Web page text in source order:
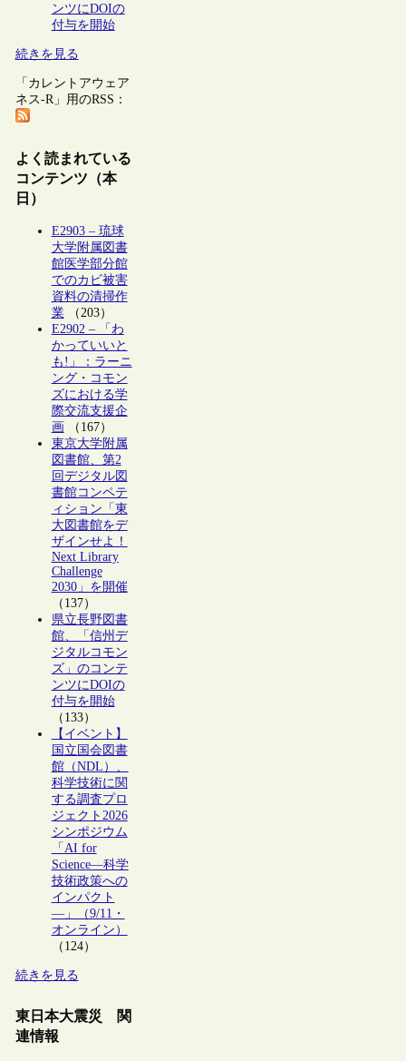
ンツにDOIの
付与を開始
続きを見る
「カレントアウェア
ネス-R」用のRSS：
よく読まれている
コンテンツ（本
日）
E2903 – 琉球
大学附属図書
館医学部分館
でのカビ被害
資料の清掃作
業（203）
E2902 – 「わ
かっていいと
も!」：ラーニ
ング・コモン
ズにおける学
際交流支援企
画 （167）
東京大学附属
図書館、第2
回デジタル図
書館コンペテ
ィション「東
大図書館をデ
ザインせよ！
Next Library
Challenge
2030」を開催
（137）
県立長野図書
館、「信州デ
ジタルコモン
ズ」のコンテ
ンツにDOIの
付与を開始
（133）
【イベント】
国立国会図書
館（NDL）、
科学技術に関
する調査プロ
ジェクト2026
シンポジウム
「AI for
Science―科学
技術政策への
インパクト
―」（9/11・
オンライン）
（124）
続きを見る
東日本大震災 関
連情報